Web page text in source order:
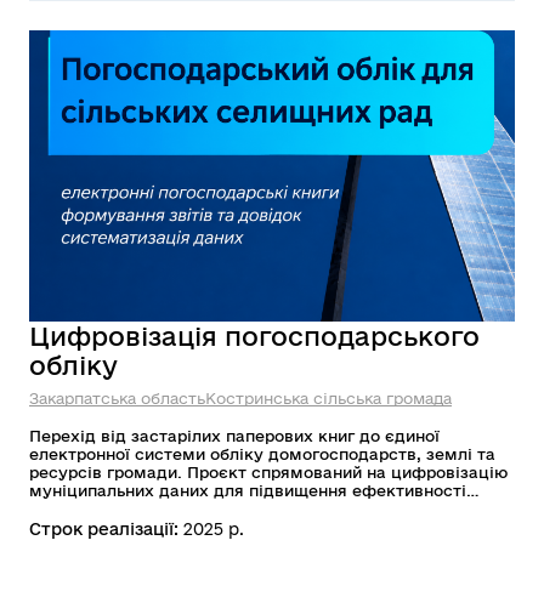
Цифровізація погосподарського
обліку
Закарпатська областьКостринська сільська громада
Перехід від застарілих паперових книг до єдиної
електронної системи обліку домогосподарств, землі та
ресурсів громади. Проєкт спрямований на цифровізацію
муніципальних даних для підвищення ефективності
для автоматичного надання публічних послуг
Строк реалізації: 2025 р.